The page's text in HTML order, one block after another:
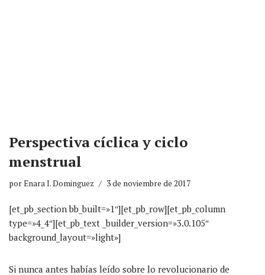
Perspectiva cíclica y ciclo
menstrual
porEnara I. Dominguez 3 de noviembre de 2017
[et_pb_section bb_built=»1″][et_pb_row][et_pb_column
type=»4_4″][et_pb_text _builder_version=»3.0.105″
background_layout=»light»]
Si nunca antes habías leído sobre lo revolucionario de